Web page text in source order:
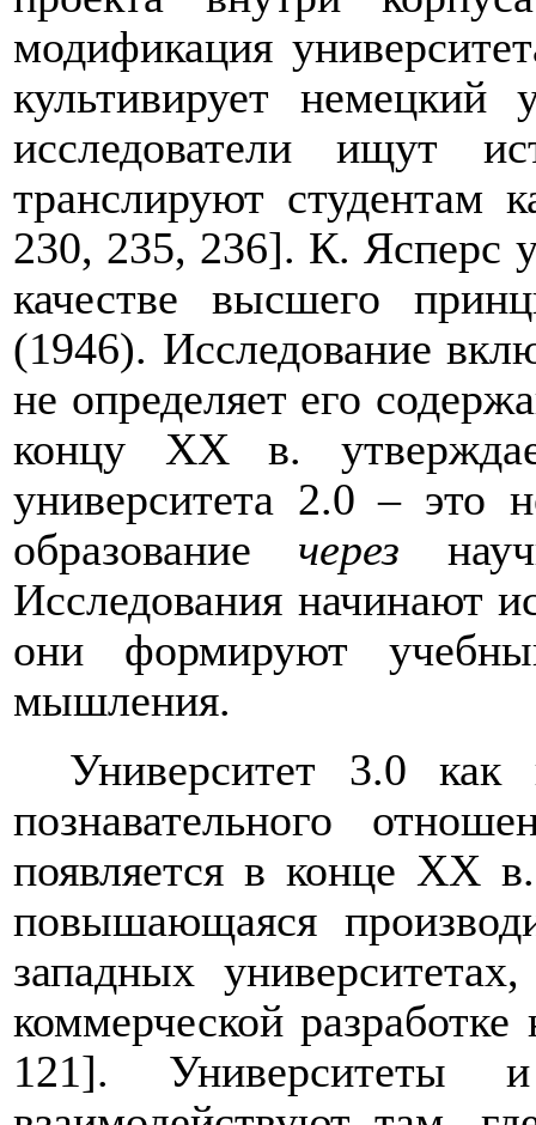
модификация
культивирует
исследователи ищут
транслируют студентам
230, 235, 236]. К. Ясперс
качестве высшего
(1946). Исследование
не определяет его
концу ХХ в.
университета 2.0 ‒ это
образование через
Исследования начинают
они формируют
мышления.
Университет 3.0 как
познавательного
появляется в конце ХХ
повышающаяся
западных
коммерческой
121]. Университеты